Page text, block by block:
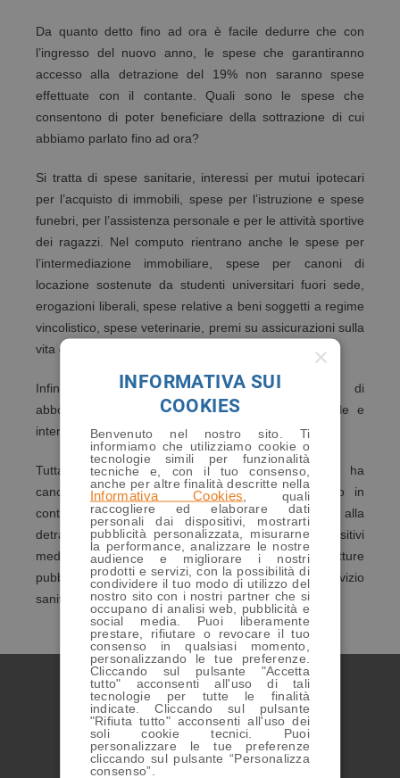
Da quanto detto fino ad ora è facile dedurre che con
l’ingresso del nuovo anno, le spese che garantiranno
accesso alla detrazione del 19% non saranno spese
effettuate con il contante. Quali sono le spese che
consentono di poter beneficiare della sottrazione di cui
abbiamo parlato fino ad ora?
Si tratta di spese sanitarie, interessi per mutui ipotecari
per l’acquisto di immobili, spese per l’istruzione e spese
funebri, per l’assistenza personale e per le attività sportive
dei ragazzi. Nel computo rientrano anche le spese per
l’intermediazione immobiliare, spese per canoni di
locazione sostenute da studenti universitari fuori sede,
erogazioni liberali, spese relative a beni soggetti a regime
vincolistico, spese veterinarie, premi su assicurazioni sulla
vita e contro gli infortuni.
Infine, anche spese sostenute per l’acquisto di
abbonamenti di trasporto pubblico locale, regionale e
interregionale.
Tuttavia, la nuova Legge di Bilancio 2020, non ha
cancellato le uniche due eccezioni di pagamento in
contanti che non preclude la possibilità di accedere alla
detrazione: nel caso di spese per medicinali e/o dispositivi
medici, nonchè le prestazioni sanitarie rese dalle strutture
pubbliche o da strutture private accreditate al Servizio
sanitario nazionale.
ARTICOLI DI APPROFONDIMENTO E
AGGIORNAMENTO PROFESSIONALE
×
INFORMATIVA SUI
COOKIES
Benvenuto nel nostro sito. Ti
informiamo che utilizziamo cookie o
tecnologie simili per funzionalità
tecniche e, con il tuo consenso,
anche per altre finalità descritte nella
Informativa Cookies , quali
raccogliere ed elaborare dati
personali dai dispositivi, mostrarti
pubblicità personalizzata, misurarne
la performance, analizzare le nostre
audience e migliorare i nostri
prodotti e servizi, con la possibilità di
condividere il tuo modo di utilizzo del
nostro sito con i nostri partner che si
occupano di analisi web, pubblicità e
social media. Puoi liberamente
prestare, rifiutare o revocare il tuo
consenso in qualsiasi momento,
personalizzando le tue preferenze.
Cliccando sul pulsante "Accetta
tutto" acconsenti all'uso di tali
tecnologie per tutte le finalità
indicate. Cliccando sul pulsante
"Rifiuta tutto" acconsenti all'uso dei
soli cookie tecnici. Puoi
personalizzare le tue preferenze
cliccando sul pulsante “Personalizza
consenso”.